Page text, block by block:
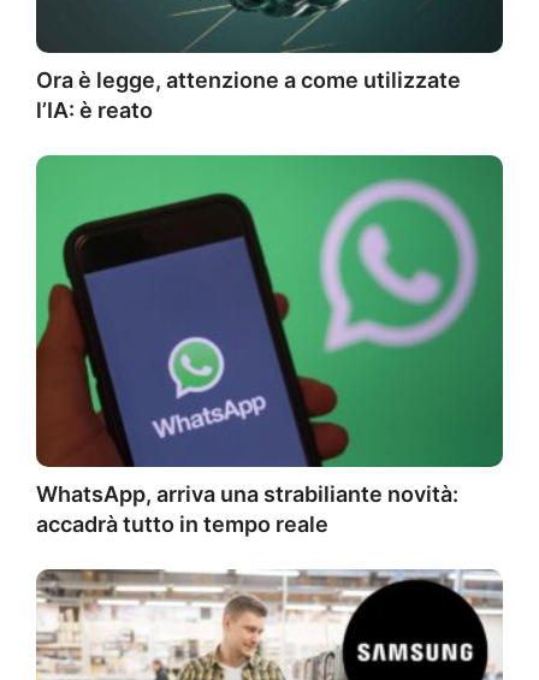
Ora è legge, attenzione a come utilizzate
l’IA: è reato
WhatsApp, arriva una strabiliante novità:
accadrà tutto in tempo reale